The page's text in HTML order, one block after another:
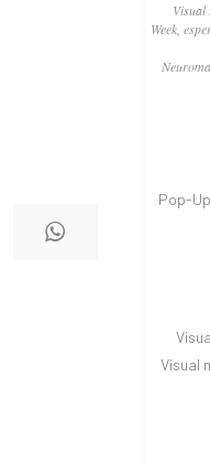
Visual
Week,
Pop-
Visual